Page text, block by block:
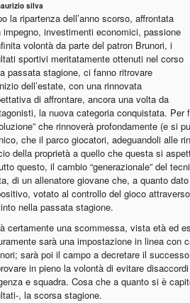
silva
la ripartenza dell’anno scorso, affrontata
impegno, investimenti economici, passione
volontà da parte del patron Brunori, i
sportivi meritatamente ottenuti nel corso
passata stagione, ci fanno ritrovare
dell’estate, con una rinnovata
di affrontare, ancora una volta da
la nuova categoria conquistata. Per
che rinnoverà profondamente (e si
che il parco giocatori, adeguandoli alle
della proprietà a quello che questa si
questo, il cambio “generazionale” del
di un allenatore giovane che, a quanto
votato al controllo del gioco
nella passata stagione.
certamente una scommessa, vista età ed
sarà una impostazione in linea con
sarà poi il campo a decretare il
in pieno la volontà di evitare
e squadra. Cosa che a quanto si è
, la scorsa stagione.